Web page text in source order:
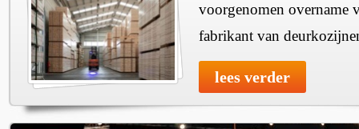
voorgenomen overname
fabrikant van
lees verder